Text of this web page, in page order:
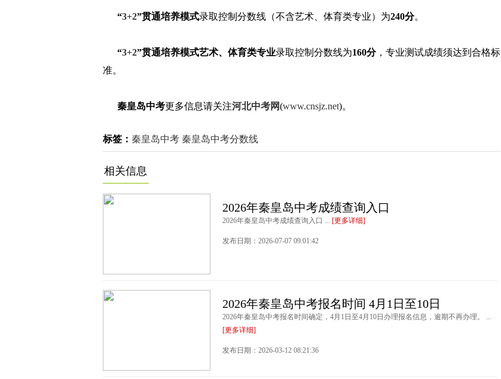
“3+2”贯通培养模式录取控制分数线（不含艺术、体育类专业）为240分。
“3+2”贯通培养模式艺术、体育类专业录取控制分数线为160分，专业测试成绩须达到合格标
准。
秦皇岛中考更多信息请关注河北中考网(www.cnsjz.net)。
标签： 秦皇岛中考 秦皇岛中考分数线
相关信息
2026年秦皇岛中考成绩查询入口
2026年秦皇岛中考成绩查询入口 ... [更多详细]
发布日期：2026-07-07 09:01:42
2026年秦皇岛中考报名时间 4月1日至10日
2026年秦皇岛中考报名时间确定，4月1日至4月10日办理报名信息，逾期不再办理。 ...
[更多详细]
发布日期：2026-03-12 08:21:36